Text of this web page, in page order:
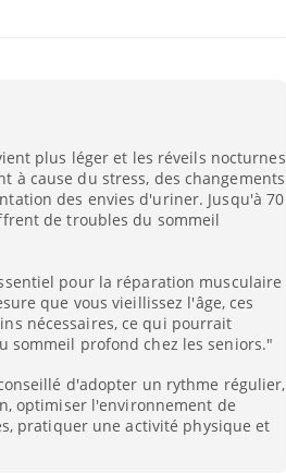
plus léger et les réveils nocturnes
à cause du stress, des changements
des envies d'uriner. Jusqu'à 70
de troubles du sommeil
pour la réparation musculaire
que vous vieillissez l'âge, ces
nécessaires, ce qui pourrait
profond chez les seniors."
d'adopter un rythme régulier,
optimiser l'environnement de
pratiquer une activité physique et